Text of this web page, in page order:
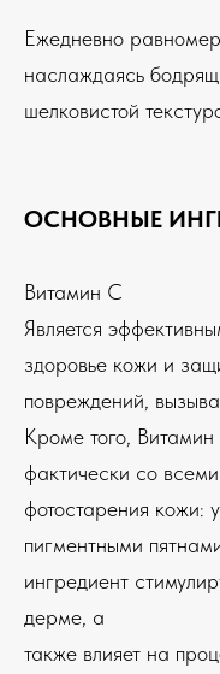
Ежедневно
наслаждаясь
шелковистой
ОСНОВНЫЕ
Витамин С
Является
здоровье кожи и
повреждений,
Кроме того,
фактически со
фотостарения кожи:
пигментными
ингредиент
дерме, а
также влияет на